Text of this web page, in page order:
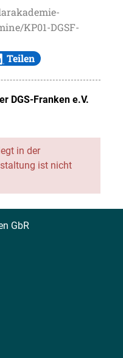
KP01-DGSF-
Teilen
DGS-Franken e.V.
in der
ist nicht
GbR